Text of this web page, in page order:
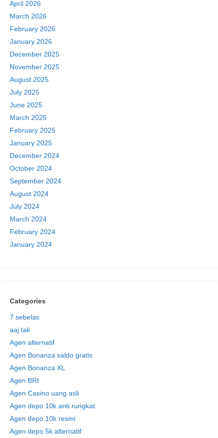
April 2026
March 2026
February 2026
January 2026
December 2025
November 2025
August 2025
July 2025
June 2025
March 2025
February 2025
January 2025
December 2024
October 2024
September 2024
August 2024
July 2024
March 2024
February 2024
January 2024
Categories
7 sebelas
aaj tak
Agen alternatif
Agen Bonanza saldo gratis
Agen Bonanza XL
Agen BRI
Agen Casino uang asli
Agen depo 10k anti rungkat
Agen depo 10k resmi
Agen depo 5k alternatif